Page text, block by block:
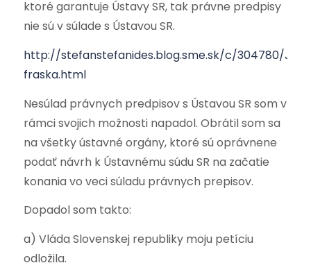
ktoré garantuje Ústavy SR, tak právne predpisy
nie sú v súlade s Ústavou SR.
http://stefanstefanides.blog.sme.sk/c/304780/
fraska.html
Nesúlad právnych predpisov s Ústavou SR som v
rámci svojich možnosti napadol. Obrátil som sa
na všetky ústavné orgány, ktoré sú oprávnene
podať návrh k Ústavnému súdu SR na začatie
konania vo veci súladu právnych prepisov.
Dopadol som takto:
a) Vláda Slovenskej republiky moju petíciu
odložila.